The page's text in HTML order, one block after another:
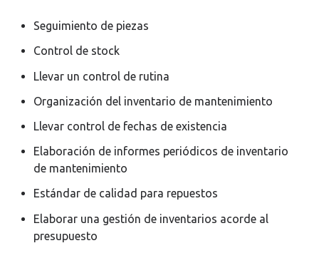
Seguimiento de piezas
Control de stock
Llevar un control de rutina
Organización del inventario de mantenimiento
Llevar control de fechas de existencia
Elaboración de informes periódicos de inventario
de mantenimiento
Estándar de calidad para repuestos
Elaborar una gestión de inventarios acorde al
presupuesto